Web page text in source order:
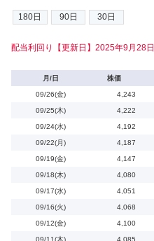
配当利回り【更新日】2025年9月28日
月/日 株価
09/26(金) 4,243
09/25(木) 4,222
09/24(水) 4,192
09/22(月) 4,187
09/19(金) 4,147
09/18(木) 4,080
09/17(水) 4,051
09/16(火) 4,068
09/12(金) 4,100
09/11(木) 4,085